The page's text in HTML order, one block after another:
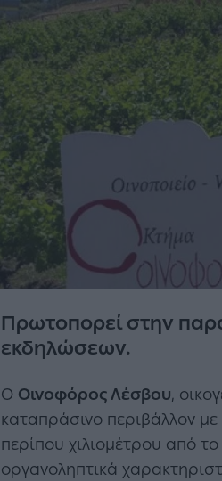
Πρωτοπορεί στην
εκδηλώσεων.
Ο Οινοφόρος Λέσβου,
καταπράσινο περιβάλλον
περίπου χιλιομέτρου από
οργανοληπτικά